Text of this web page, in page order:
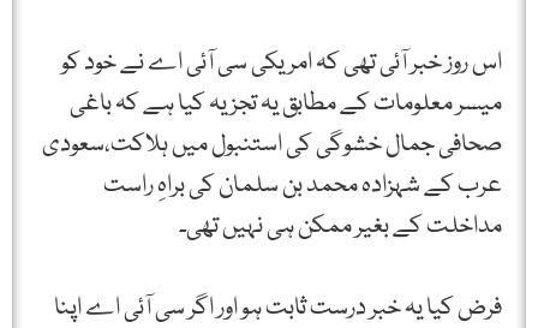
اس روز خبر آئی تھی کہ امریکی سی آئی اے نے خود کو
میسر معلومات کے مطابق یہ تجزیہ کیا ہے کہ باغی
صحافی جمال خشوگی کی استنبول میں ہلاکت،سعودی
عرب کے شہزادہ محمد بن سلمان کی براہِ راست
مداخلت کے بغیر ممکن ہی نہیں تھی۔
فرض کیا یہ خبر درست ثابت ہو اور اگر سی آئی اے اپنا